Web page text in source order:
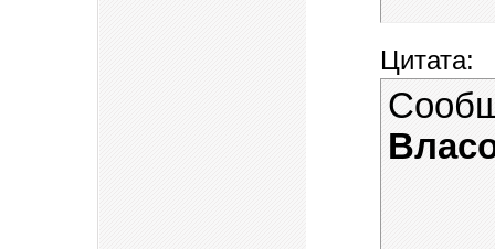
Цитата: